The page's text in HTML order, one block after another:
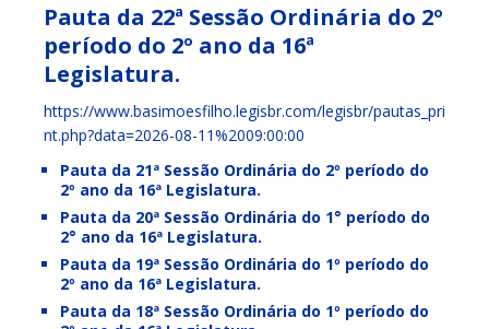
Pauta da 22ª Sessão Ordinária do 2º
período do 2º ano da 16ª
Legislatura.
https://www.basimoesfilho.legisbr.com/legisbr/pautas_pri
nt.php?data=2026-08-11%2009:00:00
Pauta da 21ª Sessão Ordinária do 2º período do
2º ano da 16ª Legislatura.
Pauta da 20ª Sessão Ordinária do 1° período do
2° ano da 16ª Legislatura.
Pauta da 19ª Sessão Ordinária do 1º período do
2º ano da 16ª Legislatura.
Pauta da 18ª Sessão Ordinária do 1º período do